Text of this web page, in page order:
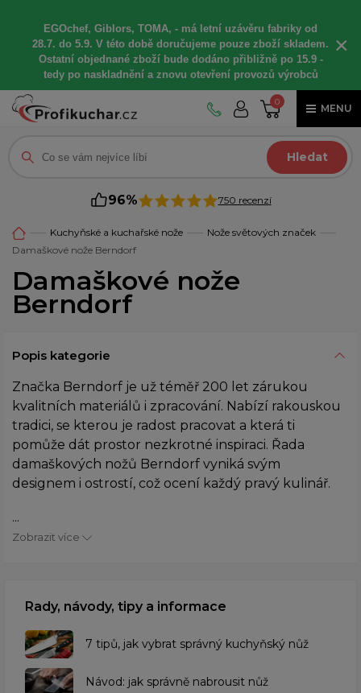
EGOchef, Giblors, TOMA, - má letní uzávěru fabriky od
28.7. do 5.9. V této době doručujeme pouze zboží skladem.
Ostatní objednané zboží bude dodáno přibližně po 15.9 -
tedy po naskladnění a znovu otevření provozů výrobců
×
0
MENU
Hledat
96% 750 recenzí
Kuchyňské a kuchařské nože
Nože světových značek
Damaškové nože Berndorf
Damaškové nože
Berndorf
Popis kategorie
Značka Berndorf je už téměř 200 let zárukou
kvalitních materiálů i zpracování. Nabízí rakouskou
tradici, se kterou je radost pracovat a která ti
pomůže dát prostor nezkrotné inspiraci. Řada
damaškových nožů Berndorf vyniká svým
designem i ostrostí, což ocení každý pravý kulinář.
...
Zobrazit více
Rady, návody, tipy a informace
7 tipů, jak vybrat správný kuchyňský nůž
Návod: jak správně nabrousit nůž